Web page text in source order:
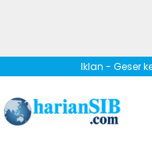
Iklan - Geser